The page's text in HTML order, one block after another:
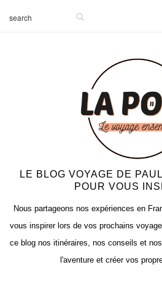
LE BLOG VOYAGE DE
POUR VOUS
Nous partageons nos expériences en
vous inspirer lors de vos prochains
ce blog nos itinéraires, nos conseils et
l'aventure et créer vos